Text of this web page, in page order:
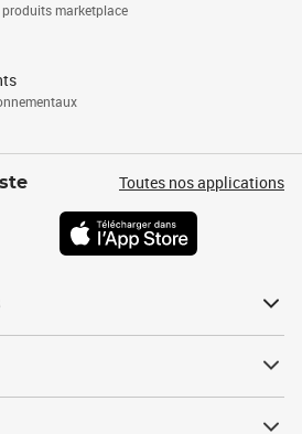
marketplace
Toutes nos applications